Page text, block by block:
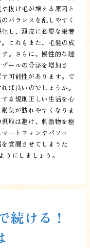
抜け毛が増える原因と
バランスを乱しやすく
し、頭皮に必要な栄養
これもまた、毛髪の成
。さらに、慢性的な睡
ールの分泌を増加さ
可能性があります。で
ば良いのでしょうか。
る規則正しい生活を心
気が訪れやすくなりま
取は避け、刺激物を控
ートフォンやパソコ
覚醒させてしまうた
うにしましょう。
続ける！